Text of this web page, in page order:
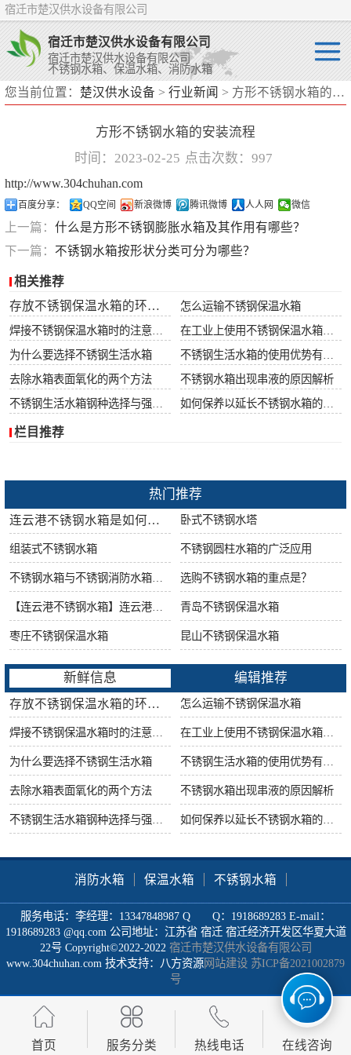
宿迁市楚汉供水设备有限公司
宿迁市楚汉供水设备有限公司
宿迁市楚汉供水设备有限公司
不锈钢水箱、保温水箱、消防水箱
您当前位置： 楚汉供水设备 > 行业新闻 > 方形不锈钢水箱的安装流程
方形不锈钢水箱的安装流程
时间：2023-02-25 点击次数：997
http://www.304chuhan.com
百度分享： QQ空间 新浪微博 腾讯微博 人人网 微信
上一篇： 什么是方形不锈钢膨胀水箱及其作用有哪些？
下一篇： 不锈钢水箱按形状分类可分为哪些？
相关推荐
存放不锈钢保温水箱的环境要求
怎么运输不锈钢保温水箱
为什么要选择不锈钢生活水箱
去除水箱表面氧化的两个方法
不锈钢水箱出现串液的原因解析
栏目推荐
热门推荐
连云港不锈钢水箱是如何做好防腐工作的? 卧式不锈钢水塔
组装式不锈钢水箱 不锈钢圆柱水箱的广泛应用
选购不锈钢水箱的重点是？
青岛不锈钢保温水箱
枣庄不锈钢保温水箱 昆山不锈钢保温水箱
新鲜信息 编辑推荐
存放不锈钢保温水箱的环境要求 怎么运输不锈钢保温水箱
为什么要选择不锈钢生活水箱
去除水箱表面氧化的两个方法 不锈钢水箱出现串液的原因解析
消防水箱 保温水箱 不锈钢水箱
服务电话：李经理：13347848987 Q Q：1918689283 E-mail：
1918689283 @qq.com 公司地址：江苏省 宿迁 宿迁经济开发区华夏大道
22号 Copyright©2022-2022 宿迁市楚汉供水设备有限公司
www.304chuhan.com 技术支持：八方资源网站建设 苏ICP备2021002879
号
首页 服务分类 热线电话 在线咨询
不锈钢水箱
消防水箱